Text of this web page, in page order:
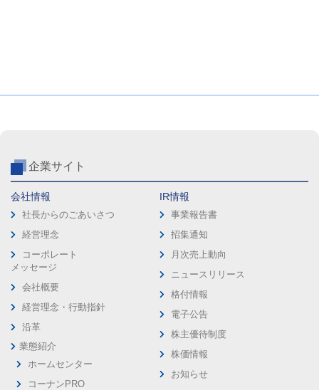
企業サイト
会社情報
社長からのごあいさつ
経営理念
コーポレート
メッセージ
会社概要
経営理念・行動指針
沿革
業態紹介
ホームセンター
コーナンPRO
IR情報
事業報告書
招集通知
月次売上動向
ニュースリリース
格付情報
電子公告
株主優待制度
株価情報
お知らせ